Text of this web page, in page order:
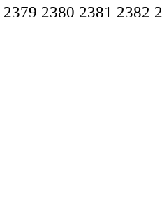
2379 2380 2381 2382